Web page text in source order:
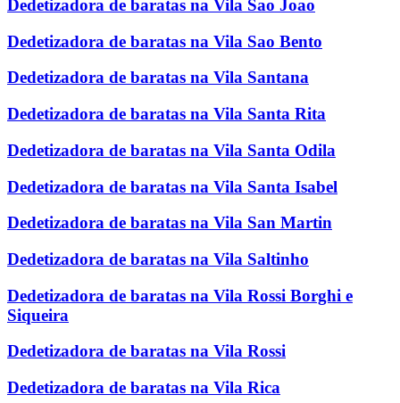
Dedetizadora de baratas na Vila Sao Joao
Dedetizadora de baratas na Vila Sao Bento
Dedetizadora de baratas na Vila Santana
Dedetizadora de baratas na Vila Santa Rita
Dedetizadora de baratas na Vila Santa Odila
Dedetizadora de baratas na Vila Santa Isabel
Dedetizadora de baratas na Vila San Martin
Dedetizadora de baratas na Vila Saltinho
Dedetizadora de baratas na Vila Rossi Borghi e
Siqueira
Dedetizadora de baratas na Vila Rossi
Dedetizadora de baratas na Vila Rica